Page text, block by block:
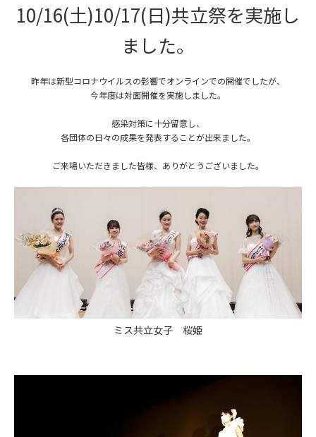
10/16(土)10/17(日)共立祭を実施し
ました。
昨年は新型コロナウイルスの影響でオンラインでの開催でしたが、
今年度は対面開催を実施しました。
感染対策に十分留意し、
各団体の日々の成果を発表することが出来ました。
ご来場いただきました皆様、ありがとうございました。
ミス共立女子 桜姫